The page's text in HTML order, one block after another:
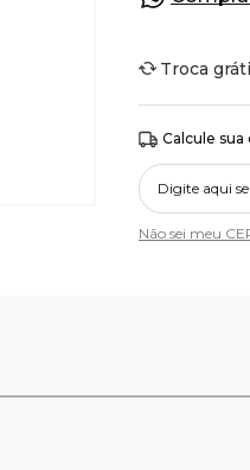
Troca
Calcule
Não sei meu